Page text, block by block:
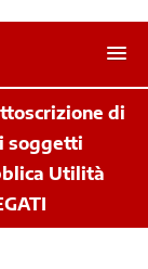
di
soggetti
Utilità